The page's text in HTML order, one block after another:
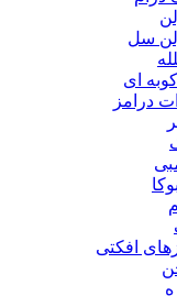
سل
ای
درامز
افکتی